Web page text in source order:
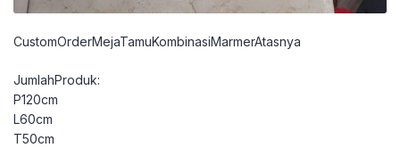
CustomOrderMejaTamuKombinasiMarmerAtasnya
JumlahProduk:
P120cm
L60cm
T50cm